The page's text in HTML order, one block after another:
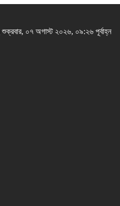
শুক্রবার, ০৭ অগাস্ট ২০২৬, ০৯:২৬ পূর্বাহ্ন